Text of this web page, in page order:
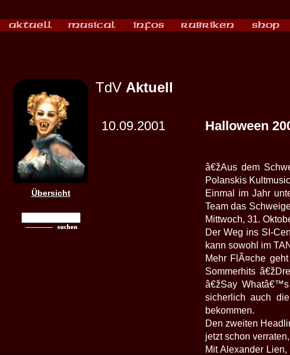
Übersicht
TdVAktuell
10.09.2001 Halloween
â€žAus dem
Polanskis
Einmal im Jahr
Team das
Mittwoch, 31.
Der Weg ins SI-
kann sowohl im
Mehr FlÃ¤che
Sommerhits
â€žSay
sicherlich auch
bekommen.
Den zweiten
jetzt schon
Mit Alexander